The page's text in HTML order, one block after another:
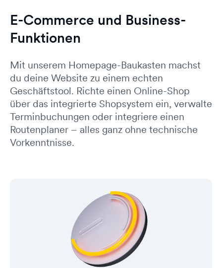
E-Commerce und Business-
Funktionen
Mit unserem Homepage-Baukasten machst
du deine Website zu einem echten
Geschäftstool. Richte einen Online-Shop
über das integrierte Shopsystem ein, verwalte
Terminbuchungen oder integriere einen
Routenplaner – alles ganz ohne technische
Vorkenntnisse.